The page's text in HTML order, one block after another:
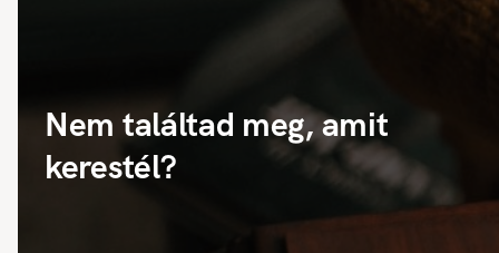
Nem találtad meg, amit
kerestél?